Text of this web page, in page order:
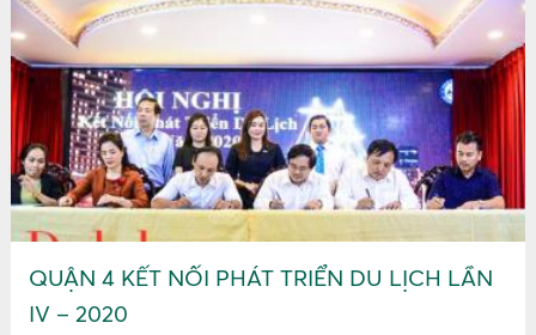
QUẬN 4 KẾT NỐI PHÁT TRIỂN DU LỊCH LẦN
IV – 2020